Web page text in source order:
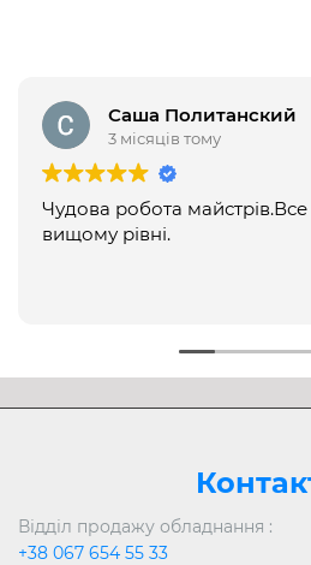
Саша Политанский
3 місяців тому
Чудова робота
вищому рівні.
Відділ продажу обладнання :
+38 067 654 55 33